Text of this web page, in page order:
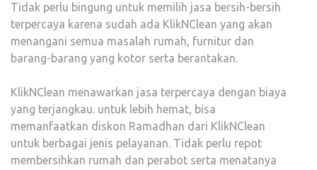
Tidak perlu bingung untuk memilih jasa bersih-bersih
terpercaya karena sudah ada KlikNClean yang akan
menangani semua masalah rumah, furnitur dan
barang-barang yang kotor serta berantakan.
KlikNClean menawarkan jasa terpercaya dengan biaya
yang terjangkau. untuk lebih hemat, bisa
memanfaatkan diskon Ramadhan dari KlikNClean
untuk berbagai jenis pelayanan. Tidak perlu repot
membersihkan rumah dan perabot serta menatanya